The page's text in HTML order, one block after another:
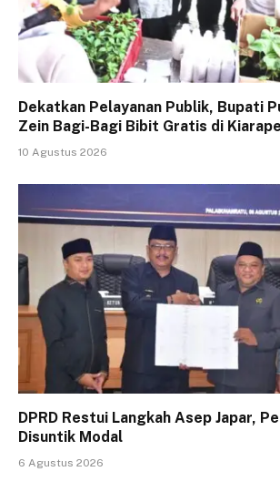
Dekatkan Pelayanan Publik, Bupati
Zein Bagi-Bagi Bibit Gratis di
10 Agustus 2026
DPRD Restui Langkah Asep Japar,
Disuntik Modal
6 Agustus 2026